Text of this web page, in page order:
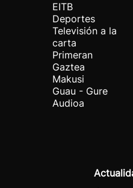
EITB
Deportes
Televisión a la
carta
Primeran
Gaztea
Makusi
Guau - Gure
Audioa